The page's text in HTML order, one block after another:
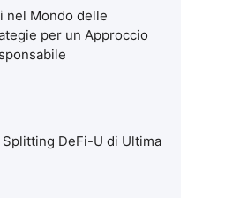
nel Mondo delle
per un Approccio
DeFi-U di Ultima